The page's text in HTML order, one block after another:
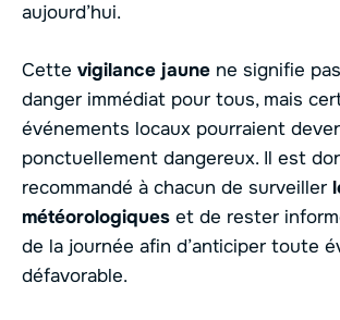
aujourd’hui.
Cette vigilance jaune ne signifie
danger immédiat pour tous, mais
événements locaux pourraient
ponctuellement dangereux. Il est
recommandé à chacun de surveiller
météorologiques et de rester
de la journée afin d’anticiper toute
défavorable.